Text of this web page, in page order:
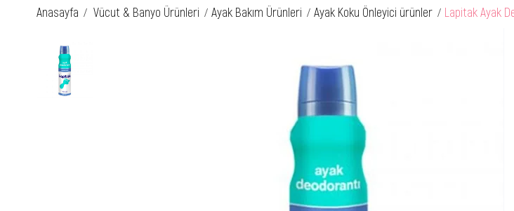
Anasayfa
Vücut & Banyo Ürünleri Ayak Bakım Ürünleri Ayak Koku Önleyici ürünler Lapitak Ayak